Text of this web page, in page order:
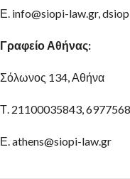
Ε. info@siopi-law.gr,
Γραφείο Αθήνας:
Σόλωνος 134, Αθήνα
Τ. 21100035843,
Ε. athens@siopi-law.gr